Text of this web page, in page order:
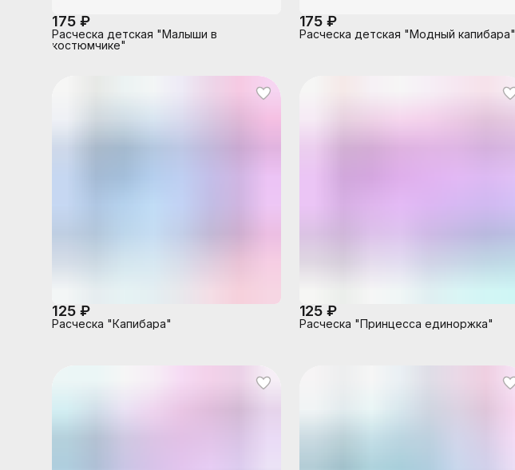
175 ₽
Расческа детская "Малыши в
костюмчике"
175 ₽
Расческа детская "Модный капибара"
125 ₽
Расческа "Капибара"
125 ₽
Расческа "Принцесса единоржка"